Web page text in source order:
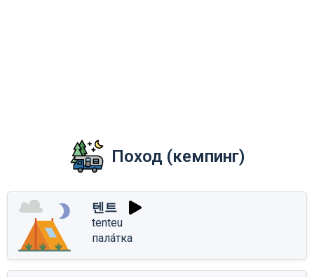
Поход (кемпинг)
텐트
tenteu
пала́тка